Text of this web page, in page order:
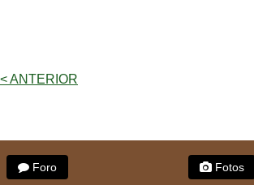
< ANTERIOR
Foro
Fotos